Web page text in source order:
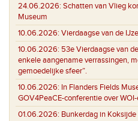
24.06.2026: Schatten van Vlieg
Museum
10.06.2026: Vierdaagse van de
10.06.2026: 53e Vierdaagse van
enkele aangename verrassingen,
gemoedelijke sfeer”.
10.06.2026: In Flanders Fields
GOV4PeaCE-conferentie over
01.06.2026: Bunkerdag in Koksijde